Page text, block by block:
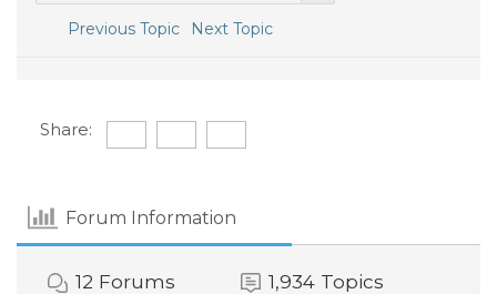
Previous Topic Next Topic
Share:
Forum Information
12 Forums 1,934 Topics